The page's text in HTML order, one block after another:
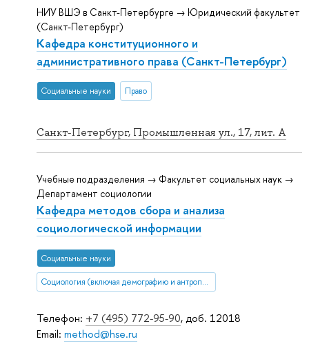
Санкт-Петербург, Промышленная ул., 17, лит. А
НИУ ВШЭ в Санкт-Петербурге → Юридический факультет
(Санкт-Петербург)
Кафедра конституционного и
административного права (Санкт-Петербург)
Социальные науки Право
Телефон: +7 (495) 772-95-90, доб. 12018
Email: method@hse.ru
Учебные подразделения → Факультет социальных наук →
Департамент социологии
Кафедра методов сбора и анализа
социологической информации
Социальные науки
Социология (включая демографию и антропологию)